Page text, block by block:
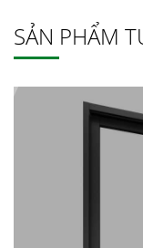
SẢN PHẨM